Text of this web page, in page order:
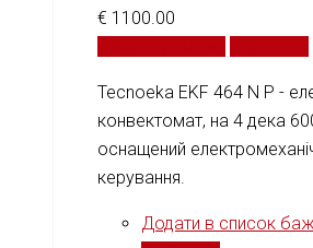
€ 1100.00
Tecnoeka EKF 464 N P -
конвектомат, на 4 дека
оснащений
керування.
Додати в список